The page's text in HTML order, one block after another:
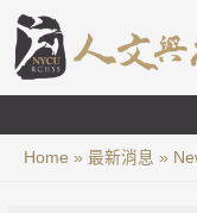
Home 最新消息